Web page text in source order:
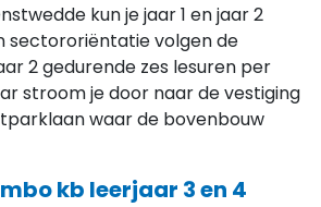
kun je jaar 1 en jaar 2
sectororiëntatie volgen de
2 gedurende zes lesuren per
stroom je door naar de vestiging
waar de bovenbouw
kb leerjaar 3 en 4